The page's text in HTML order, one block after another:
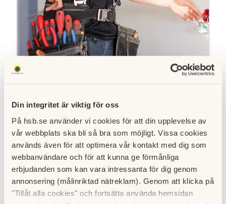
Din integritet är viktig för oss
På hsb.se använder vi cookies för att din upplevelse av
vår webbplats ska bli så bra som möjligt. Vissa cookies
används även för att optimera vår kontakt med dig som
webbanvändare och för att kunna ge förmånliga
erbjudanden som kan vara intressanta för dig genom
annonsering (målinriktad nätreklam). Genom att klicka på
"Tillåt alla cookies" och fortsätta använda hemsidan
Har hantverkaren fakturerat för
mycket?
Vi har precis utfört ett stambyte med hjälp av en rörfirma. När
vi fick fakturan var beloppet mycket högre än anbudet och
efter vad vi kan se har inget jobb utöver det avtalade gjorts.
Vad ska vi göra? Den frågan besvarar Linda Askoy Karlsson,
administrativ chef på HSB Östergötland.
Renovering bostadsrättsförening Ekonomi bostadsrättsförening